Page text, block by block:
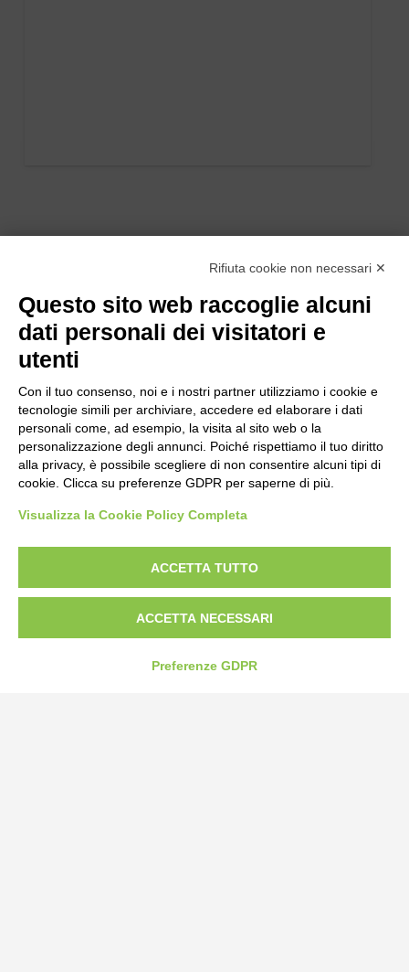
Bogliano Srl
Strada Statale 231 Alba-Bra
Borgo San Martino 44, 12060 Pocapaglia CN
Fax: 0172-487399
Rifiuta cookie non necessari ✕
Questo sito web raccoglie alcuni
dati personali dei visitatori e
utenti
Con il tuo consenso, noi e i nostri partner utilizziamo i cookie e
tecnologie simili per archiviare, accedere ed elaborare i dati
personali come, ad esempio, la visita al sito web o la
personalizzazione degli annunci. Poiché rispettiamo il tuo diritto
alla privacy, è possibile scegliere di non consentire alcuni tipi di
cookie. Clicca su preferenze GDPR per saperne di più.
Visualizza la Cookie Policy Completa
ACCETTA TUTTO
ACCETTA NECESSARI
Preferenze GDPR